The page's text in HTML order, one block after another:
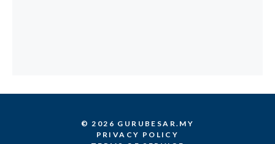
© 2026 GURUBESAR.MY
PRIVACY POLICY